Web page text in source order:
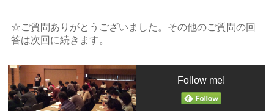
☆ご質問ありがとうございました。その他のご質問の回
答は次回に続きます。
Follow me!